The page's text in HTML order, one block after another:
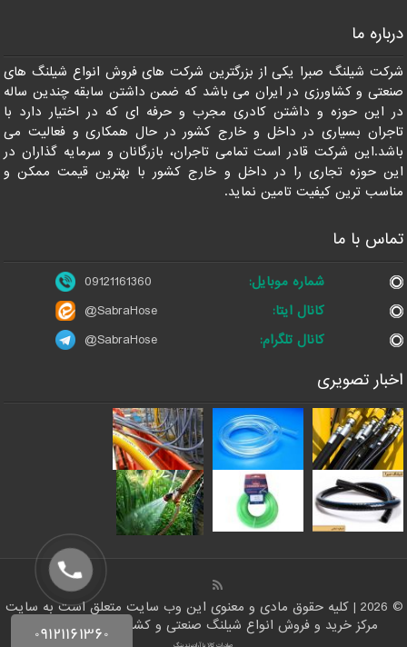
درباره ما
شرکت شیلنگ صبرا یکی از بزرگترین شرکت های فروش انواع شیلنگ های
صنعتی و کشاورزی در ایران می باشد که ضمن داشتن سابقه چندین ساله
در این حوزه و داشتن کادری مجرب و حرفه ای که در اختیار دارد با
تاجران بسیاری در داخل و خارج کشور در حال همکاری و فعالیت می
باشد.این شرکت قادر است تمامی تاجران، بازرگانان و سرمایه گذاران در
این حوزه تجاری را در داخل و خارج کشور با بهترین قیمت ممکن و
مناسب ترین کیفیت تامین نماید.
تماس با ما
شماره موبایل:
09121161360
کانال ایتا:
@SabraHose
کانال تلگرام:
@SabraHose
اخبار تصویری
© 2026 | کلیه حقوق مادی و معنوی این وب سایت متعلق است به سایت
مرکز خرید و فروش انواع شیلنگ صنعتی و کشاورزی | ایران شلنگ